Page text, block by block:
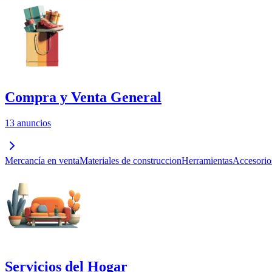
Compra y Venta General
13 anuncios
Mercancía en ventaMateriales de construccionHerramientas
Servicios del Hogar